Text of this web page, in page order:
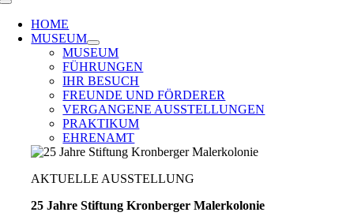
Toggle
Navigation
HOME
MUSEUM
MUSEUM
FÜHRUNGEN
IHR BESUCH
FREUNDE UND FÖRDERER
VERGANGENE AUSSTELLUNGEN
PRAKTIKUM
EHRENAMT
AKTUELLE AUSSTELLUNG
25 Jahre Stiftung Kronberger Malerkolonie